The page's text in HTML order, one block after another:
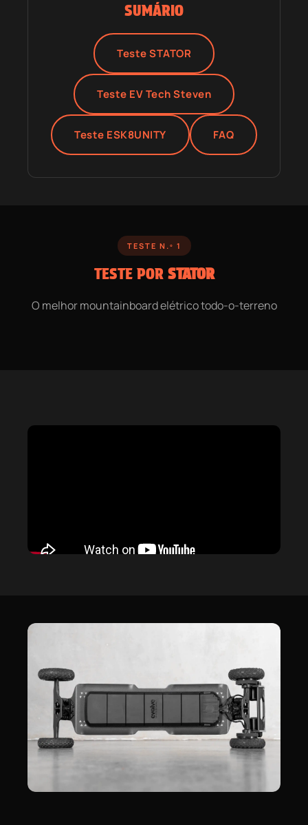
SUMÁRIO
Teste STATOR
Teste EV Tech Steven
Teste ESK8UNITY FAQ
TESTE N.º 1
TESTE POR STATOR
O melhor mountainboard elétrico todo-o-terreno